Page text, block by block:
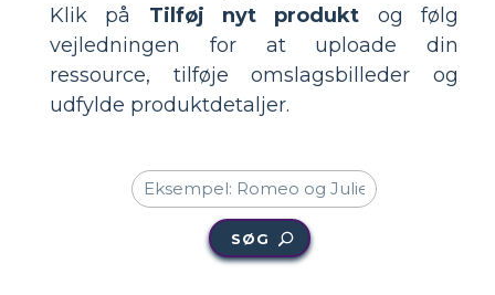
Klik på Tilføj nyt produkt og følg
vejledningen for at uploade din
ressource, tilføje omslagsbilleder og
udfylde produktdetaljer.
SØG